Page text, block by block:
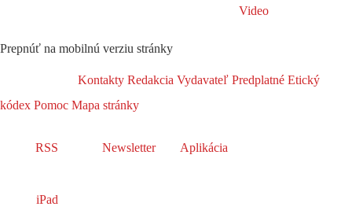
Video
Prepnúť na mobilnú verziu stránky
Kontakty Redakcia Vydavateľ Predplatné Etický
kódex Pomoc Mapa stránky
RSS Newsletter Aplikácia
iPad